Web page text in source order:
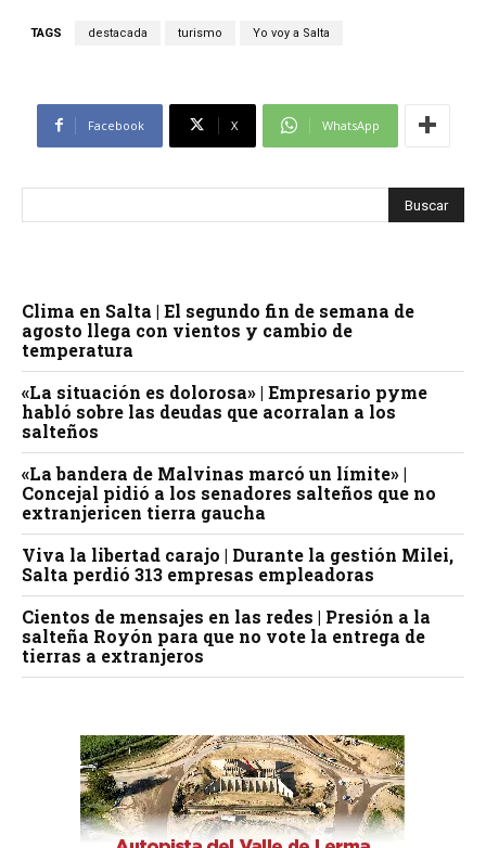
TAGS destacada turismo Yo voy a Salta
Facebook X WhatsApp
Clima en Salta | El segundo fin de semana de
agosto llega con vientos y cambio de
temperatura
«La situación es dolorosa» | Empresario pyme
habló sobre las deudas que acorralan a los
salteños
«La bandera de Malvinas marcó un límite» |
Concejal pidió a los senadores salteños que no
extranjericen tierra gaucha
Viva la libertad carajo | Durante la gestión Milei,
Salta perdió 313 empresas empleadoras
Cientos de mensajes en las redes | Presión a la
salteña Royón para que no vote la entrega de
tierras a extranjeros